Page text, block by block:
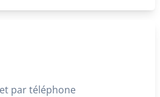
par téléphone